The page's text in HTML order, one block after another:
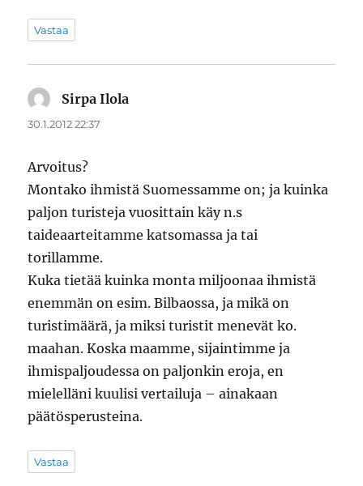
Vastaa
Sirpa Ilola
30.1.2012 22:37
Arvoitus?
Montako ihmistä Suomessamme on; ja kuinka
paljon turisteja vuosittain käy n.s
taideaarteitamme katsomassa ja tai
torillamme.
Kuka tietää kuinka monta miljoonaa ihmistä
enemmän on esim. Bilbaossa, ja mikä on
turistimäärä, ja miksi turistit menevät ko.
maahan. Koska maamme, sijaintimme ja
ihmispaljoudessa on paljonkin eroja, en
mielelläni kuulisi vertailuja – ainakaan
päätösperusteina.
Vastaa